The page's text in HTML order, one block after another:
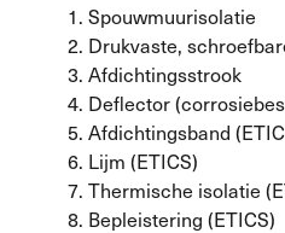
1. Spouwmuurisolatie
2. Drukvaste,
3. Afdichtingsstrook
4. Deflector
5. Afdichtingsband
6. Lijm (ETICS)
7. Thermische isolatie
8. Bepleistering (ETICS)